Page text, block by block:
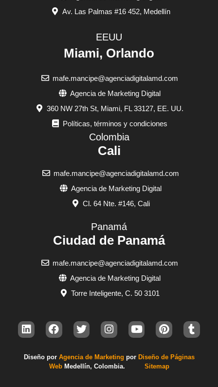
Av. Las Palmas #16 452, Medellín
EEUU
Miami, Orlando
mafe.mancipe@agenciadigitalamd.com
Agencia de Marketing Digital
360 NW 27th St, Miami, FL 33127, EE. UU.
Políticas, términos y condiciones
Colombia
Cali
mafe.mancipe@agenciadigitalamd.com
Agencia de Marketing Digital
Cl. 64 Nte. #146, Cali
Panamá
Ciudad de Panamá
mafe.mancipe@agenciadigitalamd.com
Agencia de Marketing Digital
Torre Inteligente, C. 50 3101
Diseño por Agencia de Marketing por Diseño de Páginas
Web Medellín, Colombia. Sitemap